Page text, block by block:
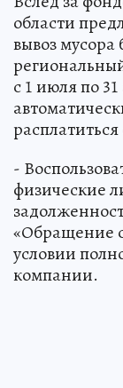
области
вывоз
с 1 июля по
-
физические
«Обращение
условии
компании.